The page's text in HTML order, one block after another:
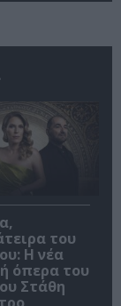
του
Η νέα
όπερα του
Στάθη